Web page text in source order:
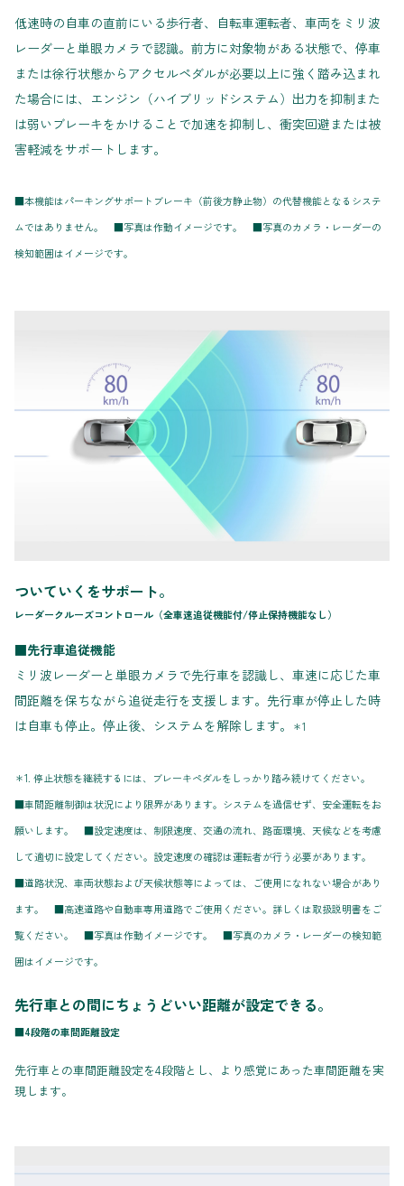
低速時の自車の直前にいる歩行者、自転車運転者、車両をミリ波
レーダーと単眼カメラで認識。前方に対象物がある状態で、停車
または徐行状態からアクセルペダルが必要以上に強く踏み込まれ
た場合には、エンジン（ハイブリッドシステム）出力を抑制また
は弱いブレーキをかけることで加速を抑制し、衝突回避または被
害軽減をサポートします。
■本機能はパーキングサポートブレーキ（前後方静止物）の代替機能となるシステ
ムではありません。 ■写真は作動イメージです。 ■写真のカメラ・レーダーの
検知範囲はイメージです。
ついていくをサポート。
レーダークルーズコントロール（全車速追従機能付/停止保持機能なし）
■先行車追従機能
ミリ波レーダーと単眼カメラで先行車を認識し、車速に応じた車
間距離を保ちながら追従走行を支援します。先行車が停止した時
は自車も停止。停止後、システムを解除します。
＊1
＊1. 停止状態を継続するには、ブレーキペダルをしっかり踏み続けてください。
■車間距離制御は状況により限界があります。システムを過信せず、安全運転をお
願いします。 ■設定速度は、制限速度、交通の流れ、路面環境、天候などを考慮
して適切に設定してください。設定速度の確認は運転者が行う必要があります。
■道路状況、車両状態および天候状態等によっては、ご使用になれない場合があり
ます。 ■高速道路や自動車専用道路でご使用ください。詳しくは取扱説明書をご
覧ください。 ■写真は作動イメージです。 ■写真のカメラ・レーダーの検知範
囲はイメージです。
先行車との間にちょうどいい距離が設定できる。
■4段階の車間距離設定
先行車との車間距離設定を4段階とし、より感覚にあった車間距離を実
現します。